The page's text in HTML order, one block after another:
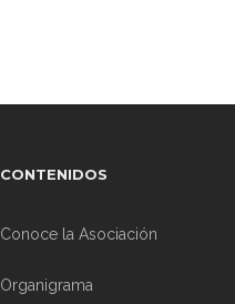
CONTENIDOS
Conoce la Asociación
Organigrama